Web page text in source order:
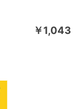
￥1,043